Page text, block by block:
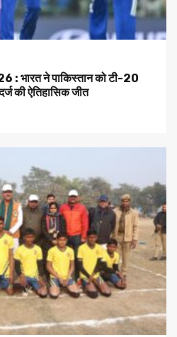
भारत ने पाकिस्तान को टी-20
की ऐतिहासिक जीत